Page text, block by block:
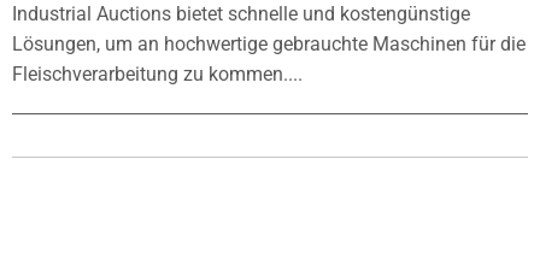
Industrial Auctions bietet schnelle und kostengünstige
Lösungen, um an hochwertige gebrauchte Maschinen für die
Fleischverarbeitung zu kommen....